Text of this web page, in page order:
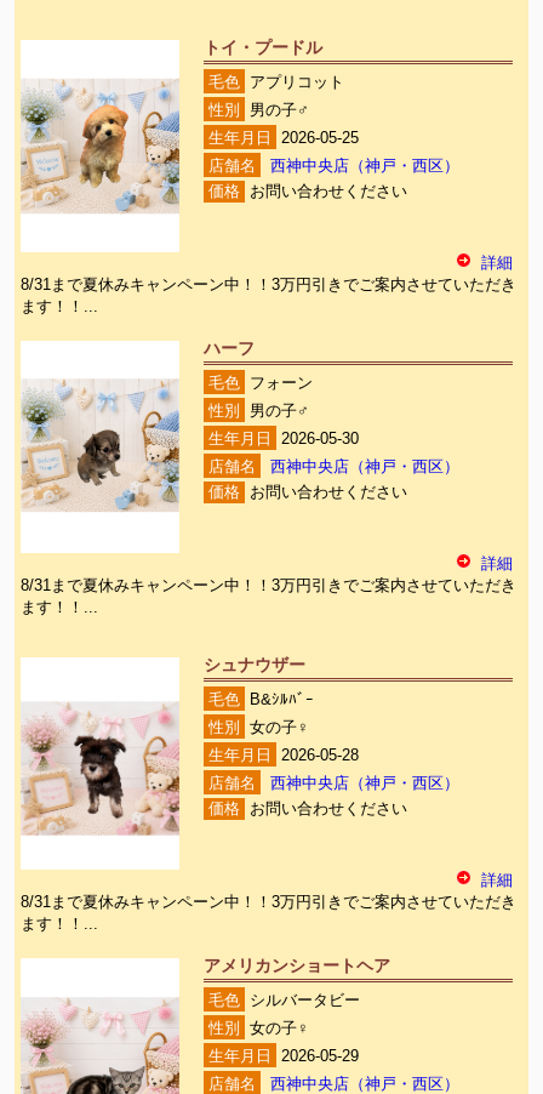
トイ・プードル
毛色
アプリコット
性別
男の子♂
生年月日
2026-05-25
店舗名
西神中央店（神戸・西区）
価格
お問い合わせください
詳細
8/31まで夏休みキャンペーン中！！3万円引きでご案内させていただき
ます！！...
ハーフ
毛色
フォーン
性別
男の子♂
生年月日
2026-05-30
店舗名
西神中央店（神戸・西区）
価格
お問い合わせください
詳細
8/31まで夏休みキャンペーン中！！3万円引きでご案内させていただき
ます！！...
シュナウザー
毛色
B&ｼﾙﾊﾞｰ
性別
女の子♀
生年月日
2026-05-28
店舗名
西神中央店（神戸・西区）
価格
お問い合わせください
詳細
8/31まで夏休みキャンペーン中！！3万円引きでご案内させていただき
ます！！...
アメリカンショートヘア
毛色
シルバータビー
性別
女の子♀
生年月日
2026-05-29
店舗名
西神中央店（神戸・西区）